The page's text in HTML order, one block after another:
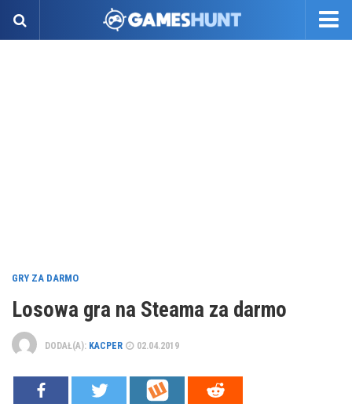
GRY ZA DARMO
Losowa gra na Steama za darmo
DODAŁ(A): KACPER 02.04.2019